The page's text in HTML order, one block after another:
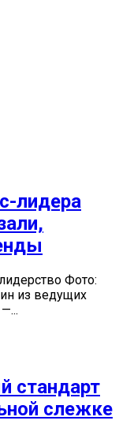
лидера
Фото:
из ведущих
стандарт
слежке